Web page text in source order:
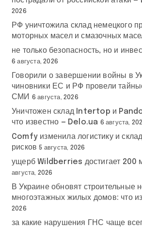
2026
РФ уничтожила склад немецкого
моторных масел и смазочных
не только безопасность, но и
6 августа, 2026
Говорили о завершении войны в
чиновники ЕС и РФ провели
СМИ
6 августа, 2026
Уничтожен склад Intertop и
что известно — Delo.ua 6 августа,
Comfy изменила логистику и
рисков 5 августа, 2026
ущерб Wildberries достигает 200
августа, 2026
В Украине обновят строительные
многоэтажных жилых домов: что
2026
за какие нарушения ГНС чаще